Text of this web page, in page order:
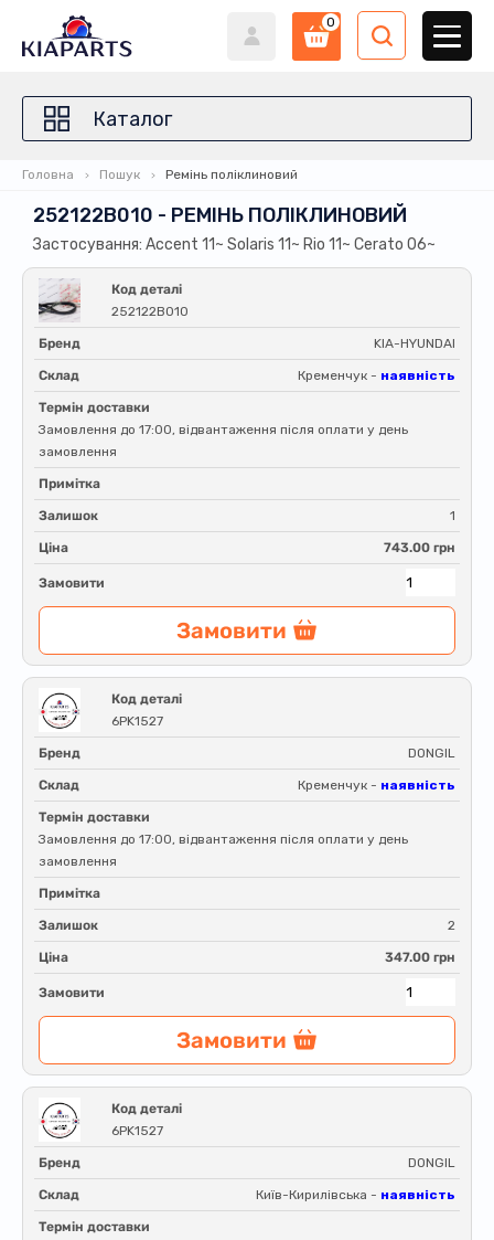
0
Каталог
Головна Пошук Ремінь поліклиновий
252122B010 - РЕМІНЬ ПОЛІКЛИНОВИЙ
Застосування: Accent 11~ Solaris 11~ Rio 11~ Cerato 06~
Код деталі
252122B010
Бренд KIA-HYUNDAI
Склад Кременчук - наявність
Термін доставки
Замовлення до 17:00, відвантаження після оплати у день
замовлення
Примітка
Залишок 1
Ціна 743.00 грн
Замовити
Замовити
Код деталі
6PK1527
Бренд DONGIL
Склад Кременчук - наявність
Термін доставки
Замовлення до 17:00, відвантаження після оплати у день
замовлення
Примітка
Залишок 2
Ціна 347.00 грн
Замовити
Замовити
Код деталі
6PK1527
Бренд DONGIL
Склад Київ-Кирилівська - наявність
Термін доставки